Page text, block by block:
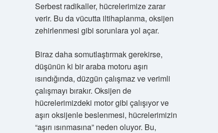
Serbest radikaller, hücrelerimize zarar
verir. Bu da vücutta iltihaplanma, oksijen
zehirlenmesi gibi sorunlara yol açar.
Biraz daha somutlaştırmak gerekirse,
düşünün ki bir araba motoru aşırı
ısındığında, düzgün çalışmaz ve verimli
çalışmayı bırakır. Oksijen de
hücrelerimizdeki motor gibi çalışıyor ve
aşırı oksijenle beslenmesi, hücrelerimizin
“aşırı ısınmasına” neden oluyor. Bu,